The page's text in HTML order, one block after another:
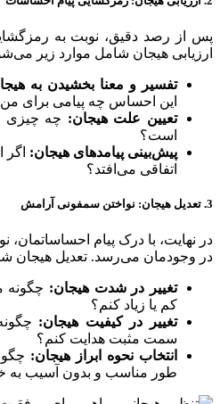
پس از رصد دقیق، نوبت به
ارزیابی هیجان شامل موارد زیر
تفسیر و معنا بخشیدن به
این احساس چه پیامی برای من
تعیین علت هیجان: چه چیزی
است؟
پیش‌بینی پیامدهای هیجان:
اتفاقی می‌افتد؟
3. تعدیل هیجان: نواختن سمفونی آرامش
در نهایت، با درک پیام
در وجودمان می‌رسد. تعدیل هیجان
تغییر در شدت هیجان: چگونه
کم یا زیاد کنم؟
تغییر در کیفیت هیجان:
سمت مثبت هدایت کنم؟
انتخاب نحوه ابراز هیجان:
طور مناسب و بدون آسیب به